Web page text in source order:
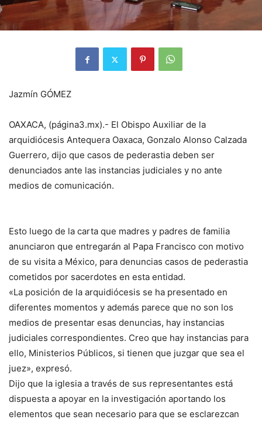
Jazmín GÓMEZ
OAXACA, (página3.mx).- El Obispo Auxiliar de la
arquidiócesis Antequera Oaxaca, Gonzalo Alonso Calzada
Guerrero, dijo que casos de pederastia deben ser
denunciados ante las instancias judiciales y no ante
medios de comunicación.
Esto luego de la carta que madres y padres de familia
anunciaron que entregarán al Papa Francisco con motivo
de su visita a México, para denuncias casos de pederastia
cometidos por sacerdotes en esta entidad.
«La posición de la arquidiócesis se ha presentado en
diferentes momentos y además parece que no son los
medios de presentar esas denuncias, hay instancias
judiciales correspondientes. Creo que hay instancias para
ello, Ministerios Públicos, si tienen que juzgar que sea el
juez», expresó.
Dijo que la iglesia a través de sus representantes está
dispuesta a apoyar en la investigación aportando los
elementos que sean necesario para que se esclarezcan